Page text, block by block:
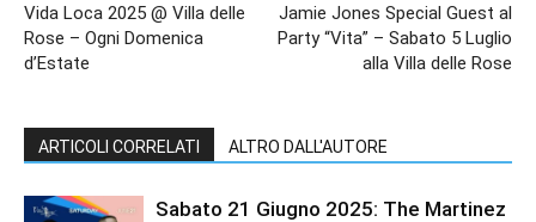
Vida Loca 2025 @ Villa delle
Rose – Ogni Domenica
d’Estate
Jamie Jones Special Guest al
Party “Vita” – Sabato 5 Luglio
alla Villa delle Rose
ARTICOLI CORRELATI ALTRO DALL'AUTORE
Sabato 21 Giugno 2025: The Martinez